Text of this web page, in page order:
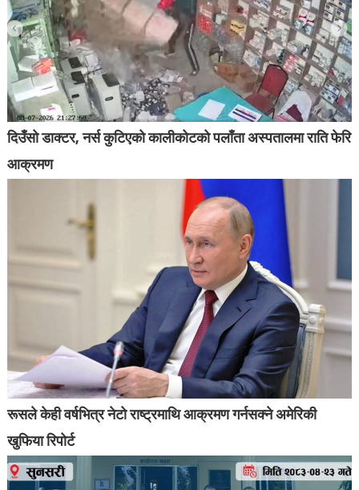
दिउँसो डाक्टर, नर्स कुटिएको कालीकोटको पलाँता अस्पतालमा राति फेरि
आक्रमण
रूसले केही वर्षभित्र नेटो राष्ट्रमाथि आक्रमण गर्नसक्ने अमेरिकी
खुफिया रिपोर्ट